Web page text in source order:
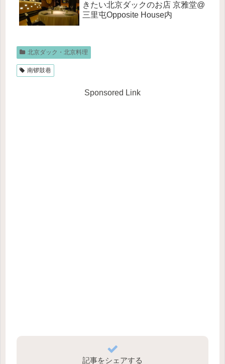
きたい北京ダックのお店 京雅堂@
三里屯Opposite House内
北京ダック・北京料理
南锣鼓巷
Sponsored Link
記事をシェアする